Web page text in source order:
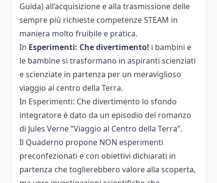
Guida) all’acquisizione e alla trasmissione delle
sempre più richieste competenze STEAM in
maniera molto fruibile e pratica.
In Esperimenti: Che divertimento! i bambini e
le bambine si trasformano in aspiranti scienziati
e scienziate in partenza per un meraviglioso
viaggio al centro della Terra.
In Esperimenti: Che divertimento lo sfondo
integratore è dato da un episodio del romanzo
di Jules Verne “Viaggio al Centro della Terra”.
Il Quaderno propone NON esperimenti
preconfezionati e con obiettivi dichiarati in
partenza che toglierebbero valore alla scoperta,